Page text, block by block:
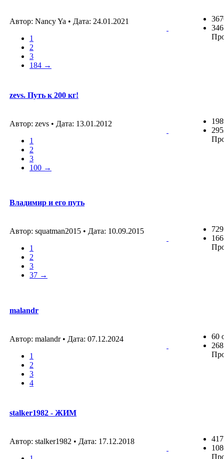
Автор: Nancy Ya • Дата: 24.01.2021
1
2
3
184 →
zevs. Путь к 200 кг!
Автор: zevs • Дата: 13.01.2012
1
2
3
100 →
Владимир и его путь
Автор: squatman2015 • Дата: 10.09.2015
1
2
3
37 →
malandr
Автор: malandr • Дата: 07.12.2024
1
2
3
4
60
stalker1982 - ЖИМ
Автор: stalker1982 • Дата: 17.12.2018